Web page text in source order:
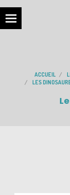
ACCUEIL
LES